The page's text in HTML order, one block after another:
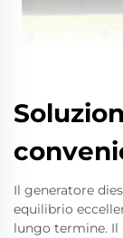
Il generatore
equilibrio
lungo termine. Il